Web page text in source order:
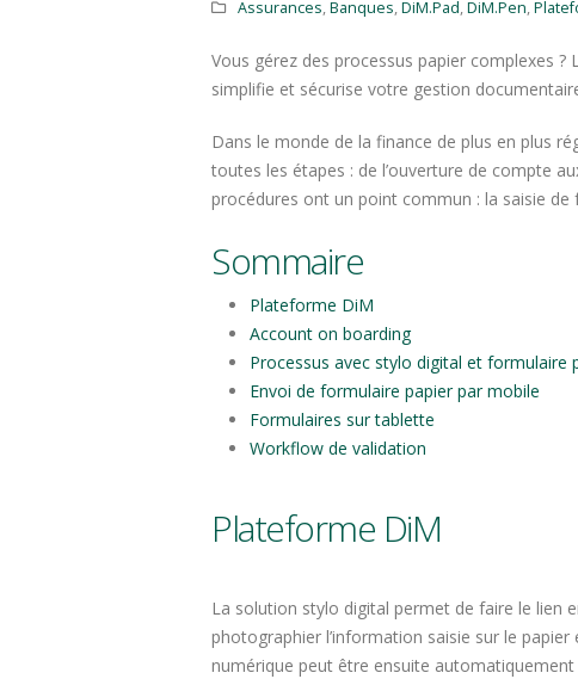
Assurances,Banques,DiM.Pad,DiM.Pen,
Vous gérez des processus papier complexes
simplifie et sécurise votre gestion
Dans le monde de la finance de plus en plus
toutes les étapes : de l’ouverture de compte
procédures ont un point commun : la saisie de
Sommaire
Plateforme DiM
Account on boarding
Processus avec stylo digital et formulaire
Envoi de formulaire papier par mobile
Formulaires sur tablette
Workflow de validation
Plateforme DiM
La solution stylo digital permet de faire le lien
photographier l’information saisie sur le
numérique peut être ensuite